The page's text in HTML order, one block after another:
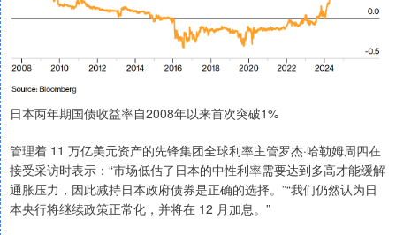
日本两年期国债收益率自2008年以来首次突破1%
管理着 11 万亿美元资产的先锋集团全球利率主管罗杰·哈勒姆周四在
接受采访时表示：“市场低估了日本的中性利率需要达到多高才能缓解
通胀压力，因此减持日本政府债券是正确的选择。”“我们仍然认为日
本央行将继续政策正常化，并将在 12 月加息。”